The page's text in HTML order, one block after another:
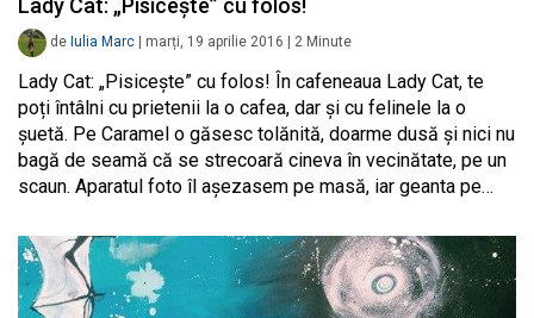
Lady Cat: „Pisicește” cu folos!
de Iulia Marc marți, 19 aprilie 2016 2 Minute
Lady Cat: „Pisicește” cu folos! În cafeneaua Lady Cat, te
poți întâlni cu prietenii la o cafea, dar și cu felinele la o
șuetă. Pe Caramel o găsesc tolănită, doarme dusă și nici nu
bagă de seamă că se strecoară cineva în vecinătate, pe un
scaun. Aparatul foto îl așezasem pe masă, iar geanta pe…